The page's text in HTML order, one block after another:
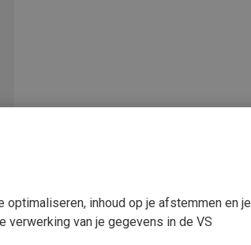
optimaliseren, inhoud op je afstemmen en je
van je gegevens in de VS